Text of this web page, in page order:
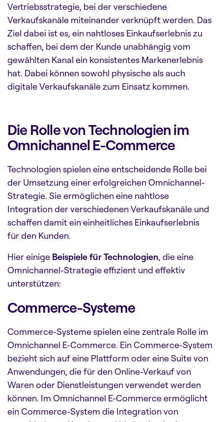
Vertriebsstrategie, bei der verschiedene
Verkaufskanäle miteinander verknüpft werden. Das
Ziel dabei ist es, ein nahtloses Einkaufserlebnis zu
schaffen, bei dem der Kunde unabhängig vom
gewählten Kanal ein konsistentes Markenerlebnis
hat. Dabei können sowohl physische als auch
digitale Verkaufskanäle zum Einsatz kommen.
Die Rolle von Technologien im
Omnichannel E-Commerce
Technologien spielen eine entscheidende Rolle bei
der Umsetzung einer erfolgreichen Omnichannel-
Strategie. Sie ermöglichen eine nahtlose
Integration der verschiedenen Verkaufskanäle und
schaffen damit ein einheitliches Einkaufserlebnis
für den Kunden.
Hier einige Beispiele für Technologien, die eine
Omnichannel-Strategie effizient und effektiv
unterstützen:
Commerce-Systeme
Commerce-Systeme spielen eine zentrale Rolle im
Omnichannel E-Commerce. Ein Commerce-System
bezieht sich auf eine Plattform oder eine Suite von
Anwendungen, die für den Online-Verkauf von
Waren oder Dienstleistungen verwendet werden
können. Im Omnichannel E-Commerce ermöglicht
ein Commerce-System die Integration von